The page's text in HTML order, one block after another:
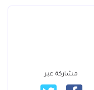
مشاركة عبر